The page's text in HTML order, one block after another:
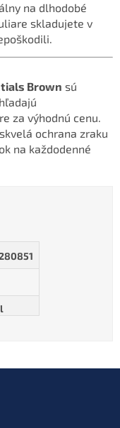
na dlhodobé
skladujete v
Brown sú
za výhodnú cenu.
ochrana zraku
na každodenné